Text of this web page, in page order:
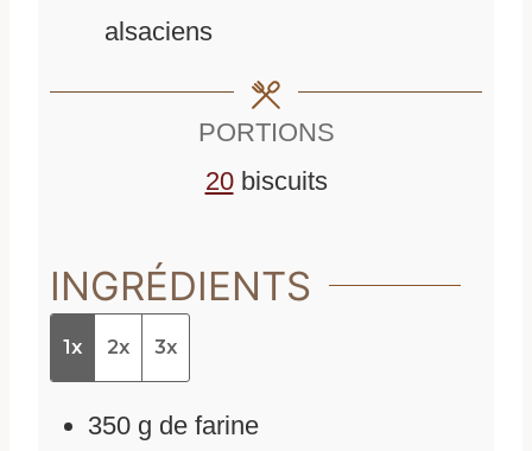
alsaciens
PORTIONS
20 biscuits
INGRÉDIENTS
1x 2x 3x
350 g de farine